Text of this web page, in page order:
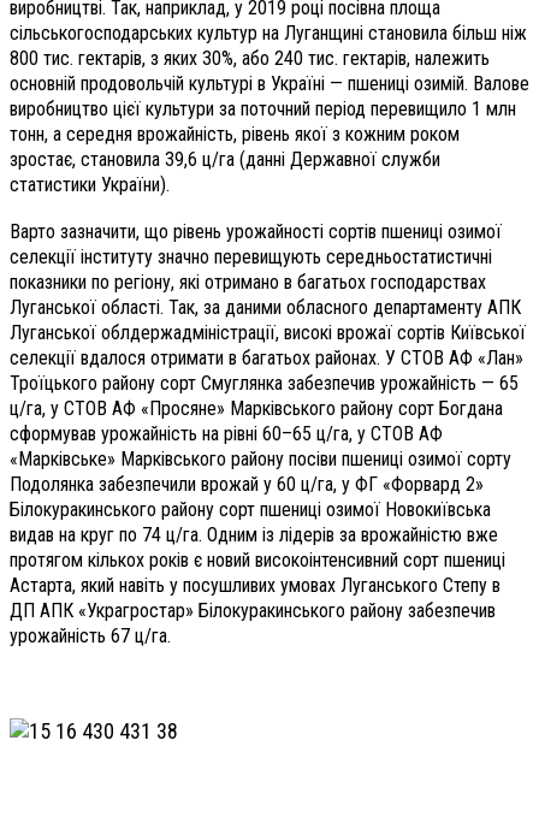
виробництві. Так, наприклад, у 2019 році посівна площа
сільськогосподарських культур на Луганщині становила більш ніж
800 тис. гектарів, з яких 30%, або 240 тис. гектарів, належить
основній продовольчій культурі в Україні — пшениці озимій. Валове
виробництво цієї культури за поточний період перевищило 1 млн
тонн, а середня врожайність, рівень якої з кожним роком
зростає, становила 39,6 ц/га (данні Державної служби
статистики України).
Варто зазначити, що рівень урожайності сортів пшениці озимої
селекції інституту значно перевищують середньостатистичні
показники по регіону, які отримано в багатьох господарствах
Луганської області. Так, за даними обласного департаменту АПК
Луганської облдержадміністрації, високі врожаї сортів Київської
селекції вдалося отримати в багатьох районах. У СТОВ АФ «Лан»
Троїцького району сорт Смуглянка забезпечив урожайність — 65
ц/га, у СТОВ АФ «Просяне» Марківського району сорт Богдана
сформував урожайність на рівні 60–65 ц/га, у СТОВ АФ
«Марківське» Марківського району посіви пшениці озимої сорту
Подолянка забезпечили врожай у 60 ц/га, у ФГ «Форвард 2»
Білокуракинського району сорт пшениці озимої Новокиївська
видав на круг по 74 ц/га. Одним із лідерів за врожайністю вже
протягом кількох років є новий високоінтенсивний сорт пшениці
Астарта, який навіть у посушливих умовах Луганського Степу в
ДП АПК «Украгростар» Білокуракинського району забезпечив
урожайність 67 ц/га.